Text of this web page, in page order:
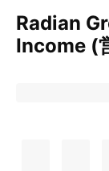
Radian
Income (